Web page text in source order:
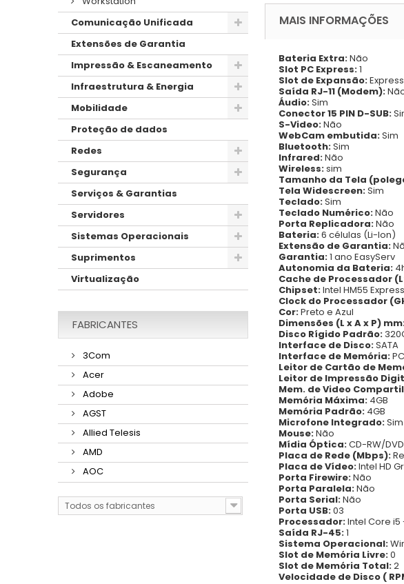
Comunicação Unificada
Extensões de Garantia
Impressão & Escaneamento
Infraestrutura & Energia
Mobilidade
Proteção de dados
Redes
Segurança
Serviços & Garantias
Servidores
Sistemas Operacionais
Suprimentos
Virtualização
FABRICANTES
3Com
Acer
Adobe
AGST
Allied Telesis
AMD
AOC
Todos os fabricantes
MAIS INFORMAÇÕES
Bateria Extra:Não
Slot PC Express:1
Slot de Expansão:
Saída RJ-11 (Modem):
Áudio:Sim
Conector 15 PIN D-SUB:
S-Video:Não
WebCam embutida:Sim
Bluetooth:Sim
Infrared:Não
Wireless:sim
Tamanho da Tela
Tela Widescreen:Sim
Teclado:Sim
Teclado Numérico:Não
Porta Replicadora:Não
Bateria:6 células (Li-Ion)
Extensão de Garantia:
Garantia:1 ano EasyServ
Autonomia da Bateria:
Cache de Processador
Chipset:Intel HM55 Express
Clock do Processador
Cor:Preto e Azul
Dimensões (L x A x P)
Disco Rígido Padrão:
Interface de Disco:SATA
Interface de Memória:
Leitor de Cartão de
Leitor de Impressão
Mem. de Video
Memória Máxima: 4GB
Memória Padrão: 4GB
Microfone Integrado:Sim
Mouse:Não
Mídia Óptica:CD-RW/
Placa de Rede (Mbps):
Placa de Vídeo:Intel HD
Porta Firewire:Não
Porta Paralela:Não
Porta Serial:Não
Porta USB:03
Processador:Intel Core i5
Saída RJ-45:1
Sistema Operacional:
Slot de Memória Livre:0
Slot de Memória Total:2
Velocidade de Disco (